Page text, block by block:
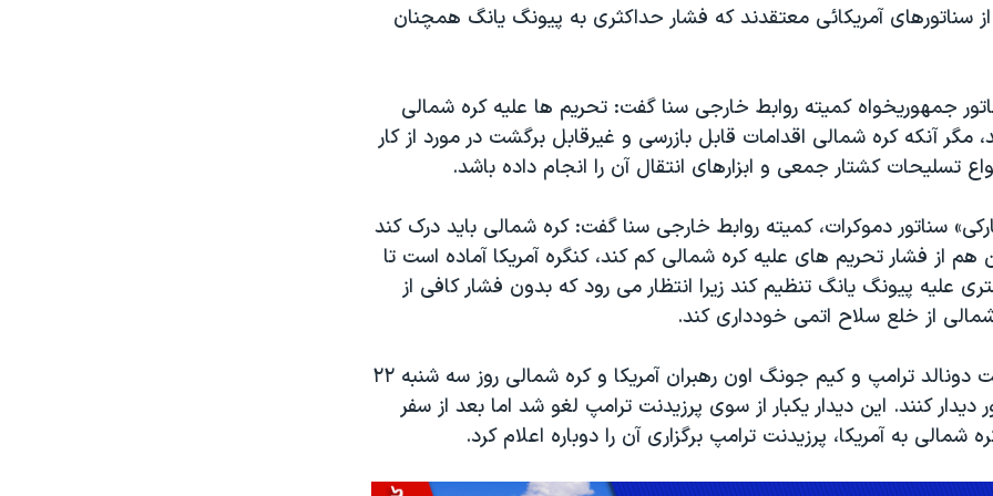
سناتورهای آمریکائی معتقدند که فشار حداکثری به پیونگ یانگ همچنان
جمهوریخواه کمیته روابط خارجی سنا گفت: تحریم ها علیه کره شمالی
مگر آنکه کره شمالی اقدامات قابل بازرسی و غیرقابل برگشت در مورد از کار
تسلیحات کشتار جمعی و ابزارهای انتقال آن را انجام داده باشد.
سناتور دموکرات، کمیته روابط خارجی سنا گفت: کره شمالی باید درک کند
از فشار تحریم های علیه کره شمالی کم کند، کنگره آمریکا آماده است تا
علیه پیونگ یانگ تنظیم کند زیرا انتظار می رود که بدون فشار کافی از
از خلع سلاح اتمی خودداری کند.
قرار است پرزیدنت دونالد ترامپ و کیم جونگ اون رهبران آمریکا و کره شمالی روز سه شنبه ۲۲
دیدار کنند. این دیدار یکبار از سوی پرزیدنت ترامپ لغو شد اما بعد از سفر
شمالی به آمریکا، پرزیدنت ترامپ برگزاری آن را دوباره اعلام کرد.